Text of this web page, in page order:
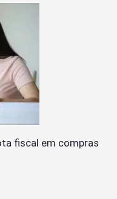
fiscal em compras